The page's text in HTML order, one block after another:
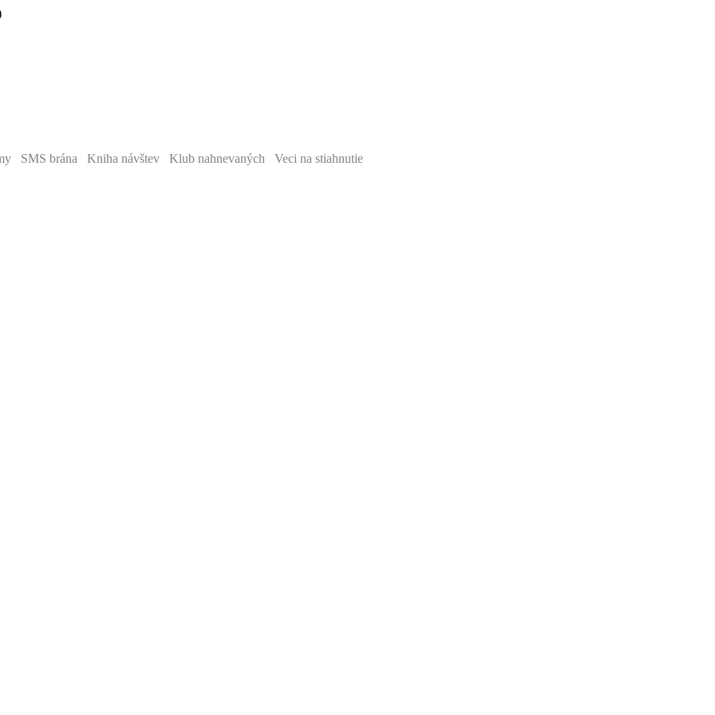
SMS brána Kniha návštev Klub nahnevaných Veci na stiahnutie